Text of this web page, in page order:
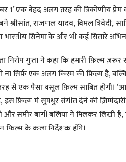
1’ एक बेहद अलग तरह की त्रिकोणीय
श्रीसांत, राजपाल यादव, बिमल त्रिवेदी,
भारतीय सिनेमा के और भी कई सितारे
निरोप गुप्ता ने कहा कि हमारी फ़िल्म
ना सिर्फ़ एक अलग किस्म की फ़िल्म है,
से एक पैसा वसूल फ़िल्म साबित होगी।
इस फ़िल्म‌ में सुमधुर संगीत देने की
और समीर बागी बलिया ने‌ मिलकर लिखी
के‌ कला निर्देशक होंगे।